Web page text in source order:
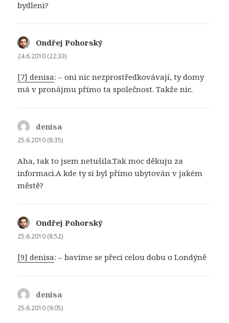
bydleni?
Ondřej Pohorský
24.6.2010 (22:33)
[7] denisa: – oni nic nezprostředkovávají, ty domy
má v pronájmu přímo ta společnost. Takže nic.
denisa
25.6.2010 (8:35)
Aha, tak to jsem netušila.Tak moc děkuju za
informaci.A kde ty si byl přímo ubytován v jakém
městě?
Ondřej Pohorský
25.6.2010 (8:52)
[9] denisa: – bavíme se přeci celou dobu o Londýně
denisa
25.6.2010 (9:05)